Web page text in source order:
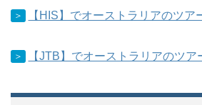
＞ 【HIS】でオーストラリアのツア
＞ 【JTB】でオーストラリアのツア